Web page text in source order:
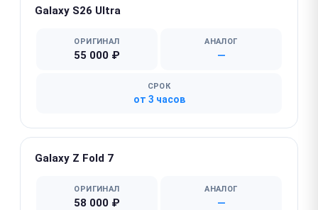
Galaxy S26 Ultra
ОРИГИНАЛ
55 000 ₽
АНАЛОГ
—
СРОК
от 3 часов
Galaxy Z Fold 7
ОРИГИНАЛ
58 000 ₽
АНАЛОГ
—